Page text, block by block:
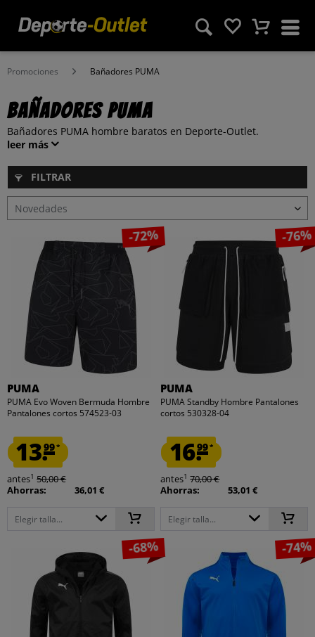
Promociones Bañadores PUMA
Bañadores PUMA
Bañadores PUMA hombre baratos en Deporte-Outlet.
leer más
FILTRAR
-72%
PUMA
PUMA Evo Woven Bermuda Hombre
Pantalones cortos 574523-03
13.99*
antes1 50,00 €
Ahorras:
36,01 €
Elegir talla...
-76%
PUMA
PUMA Standby Hombre Pantalones
cortos 530328-04
16.99*
antes1 70,00 €
Ahorras:
53,01 €
Elegir talla...
-68% -74%